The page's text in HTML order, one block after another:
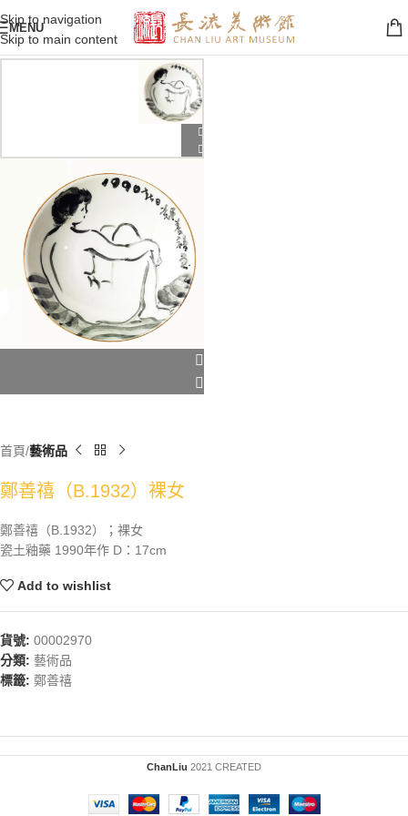
Skip to navigation
Skip to main content
MENU
首頁 藝術品
鄭善禧（B.1932）裸女
鄭善禧（B.1932）；裸女
瓷土釉藥 1990年作 D：17cm
Add to wishlist
貨號: 00002970
分類: 藝術品
標籤: 鄭善禧
ChanLiu 2021 CREATED